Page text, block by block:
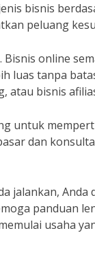
bisnis
peluang
online
luas tanpa
atau bisnis
untuk
dan
jalankan,
panduan
usaha